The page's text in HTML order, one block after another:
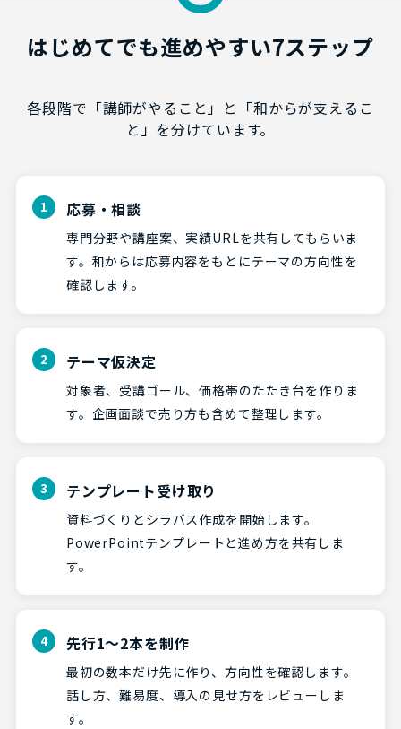
はじめてでも進めやすい7ステップ
各段階で「講師がやること」と「和からが支えるこ
と」を分けています。
応募・相談
専門分野や講座案、実績URLを共有してもらいま
す。和からは応募内容をもとにテーマの方向性を
確認します。
テーマ仮決定
対象者、受講ゴール、価格帯のたたき台を作りま
す。企画面談で売り方も含めて整理します。
テンプレート受け取り
資料づくりとシラバス作成を開始します。
PowerPointテンプレートと進め方を共有しま
す。
先行1〜2本を制作
最初の数本だけ先に作り、方向性を確認します。
話し方、難易度、導入の見せ方をレビューしま
す。